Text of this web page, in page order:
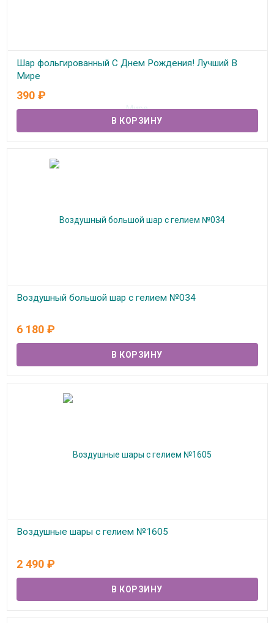
Шар фольгированный С Днем Рождения! Лучший В
Мире
В наличии
390 ₽
Воздушный большой шар с гелием №034
6 180 ₽
Воздушные шары с гелием №1605
2 490 ₽